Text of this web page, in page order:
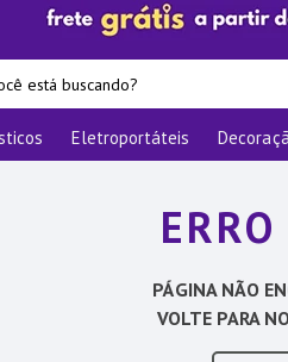
está buscando?
Eletroportáteis
PÁGINA NÃO
VOLTE PARA
buscados